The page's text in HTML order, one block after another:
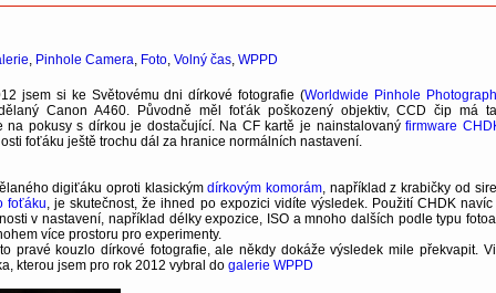
, Pinhole Camera, Foto, Volný čas, WPPD
si ke Světovému dni dírkové fotografie (Worldwide Pinhole
Canon A460. Původně měl foťák poškozený objektiv, CCD čip má
na pokusy s dírkou je dostačující. Na CF kartě je nainstalovanýfirmware
foťáku ještě trochu dál za hranice normálních nastavení.
digiťáku oproti klasickýmdírkovým komorám, například z krabičky od
foťáku, je skutečnost, že ihned po expozici vidíte výsledek. Použití CHDK
v nastavení, například délky expozice, ISO a mnoho dalších podle typu
více prostoru pro experimenty.
pravé kouzlo dírkové fotografie, ale někdy dokáže výsledek mile překvapit.
kterou jsem pro rok 2012 vybral do galerie WPPD